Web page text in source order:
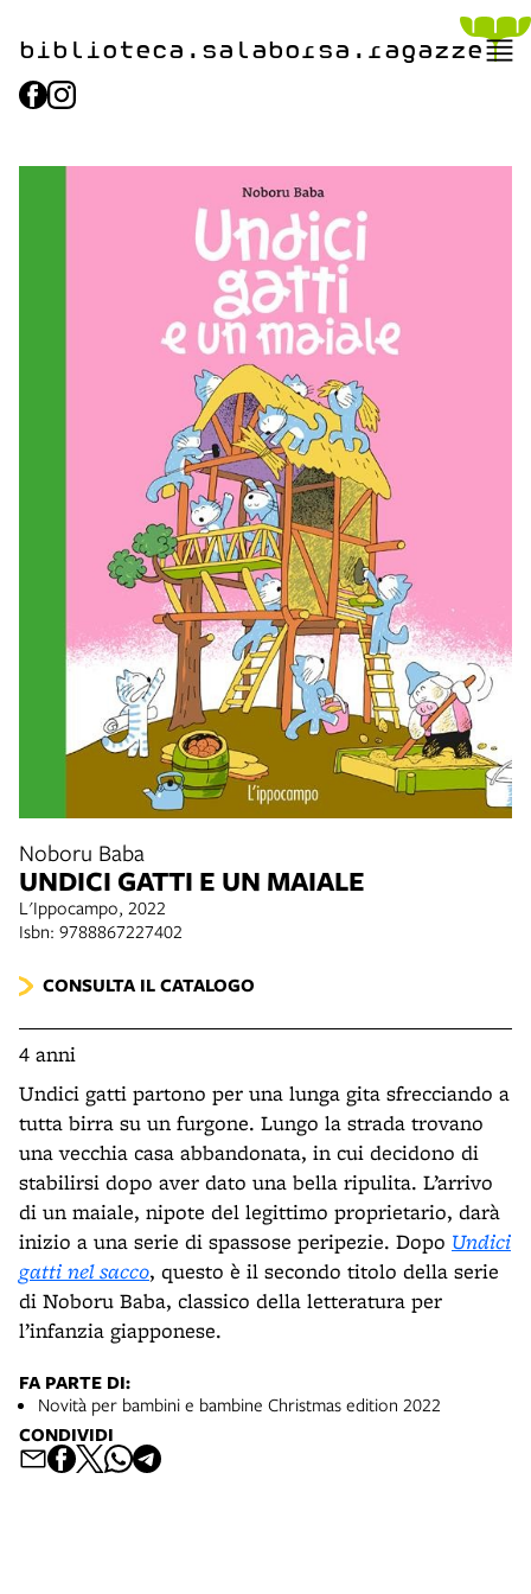
biblioteca.​salaborsa.ragazze
Noboru Baba
UNDICI GATTI E UN MAIALE
L'Ippocampo, 2022
Isbn: 9788867227402
CONSULTA IL CATALOGO
4 anni
Undici gatti partono per una lunga gita sfrecciando a
tutta birra su un furgone. Lungo la strada trovano
una vecchia casa abbandonata, in cui decidono di
stabilirsi dopo aver dato una bella ripulita. L’arrivo
di un maiale, nipote del legittimo proprietario, darà
inizio a una serie di spassose peripezie. Dopo Undici
gatti nel sacco, questo è il secondo titolo della serie
di Noboru Baba, classico della letteratura per
l’infanzia giapponese.
FA PARTE DI:
Novità per bambini e bambine Christmas edition 2022
CONDIVIDI